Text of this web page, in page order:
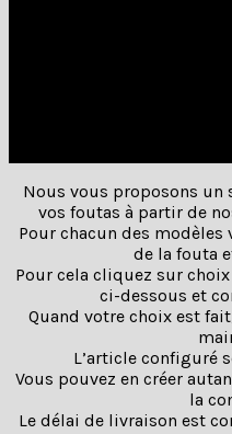
Nous vous proposons un
vos foutas à partir de
Pour chacun des
de la fouta
Pour cela cliquez sur
ci-dessous et
Quand votre choix est
L’article configuré
Vous pouvez en créer
la
Le délai de livraison est